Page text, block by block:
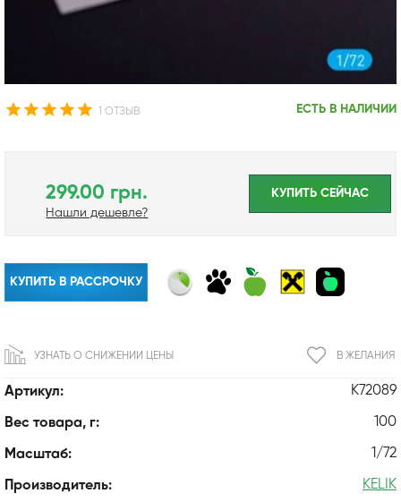
1 ОТЗЫВ ЕСТЬ В НАЛИЧИИ
Артикул: K72089
Вес товара, г: 100
Масштаб: 1/72
Производитель: KELIK
299.00 грн.
Нашли дешевле?
КУПИТЬ CЕЙЧАС
КУПИТЬ В РАССРОЧКУ
В ЖЕЛАНИЯ
УЗНАТЬ О СНИЖЕНИИ ЦЕНЫ